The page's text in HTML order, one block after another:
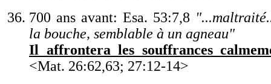
700 ans avant: Esa. 53:7,8 "
la bouche, semblable à un agneau"
Il affrontera les souffrances
<Mat. 26:62,63; 27:12-14>